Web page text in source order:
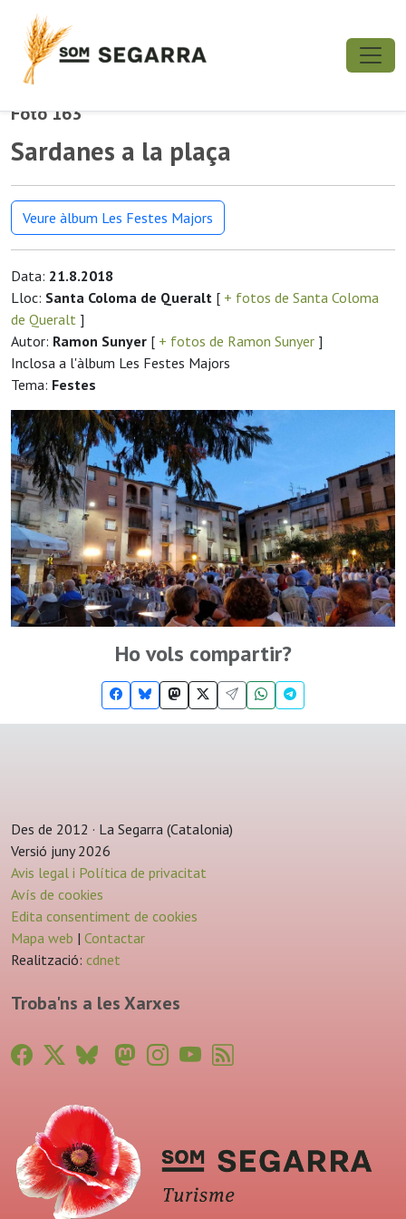
Foto 163
Sardanes a la plaça
Veure àlbum Les Festes Majors
Data: 21.8.2018
Lloc: Santa Coloma de Queralt [ + fotos de Santa Coloma
de Queralt ]
Autor: Ramon Sunyer [ + fotos de Ramon Sunyer ]
Inclosa a l'àlbum Les Festes Majors
Tema: Festes
Ho vols compartir?
Des de 2012 · La Segarra (Catalonia)
Versió juny 2026
Avis legal i Política de privacitat
Avís de cookies
Edita consentiment de cookies
Mapa web | Contactar
Realització: cdnet
Troba'ns a les Xarxes